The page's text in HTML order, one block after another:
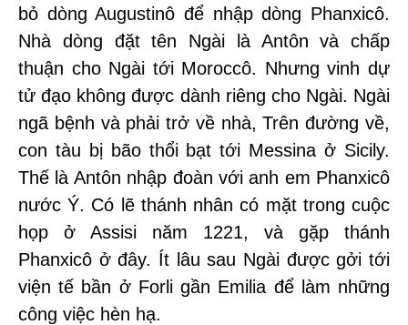
bỏ dòng Augustinô để nhập dòng Phanxicô.
Nhà dòng đặt tên Ngài là Antôn và chấp
thuận cho Ngài tới Moroccô. Nhưng vinh dự
tử đạo không được dành riêng cho Ngài. Ngài
ngã bệnh và phải trở về nhà, Trên đường về,
con tàu bị bão thổi bạt tới Messina ở Sicily.
Thế là Antôn nhập đoàn với anh em Phanxicô
nước Ý. Có lẽ thánh nhân có mặt trong cuộc
họp ở Assisi năm 1221, và gặp thánh
Phanxicô ở đây. Ít lâu sau Ngài được gởi tới
viện tế bần ở Forli gần Emilia để làm những
công việc hèn hạ.